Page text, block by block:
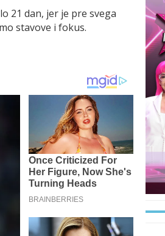
21 dan, jer je pre svega
stavove i fokus.